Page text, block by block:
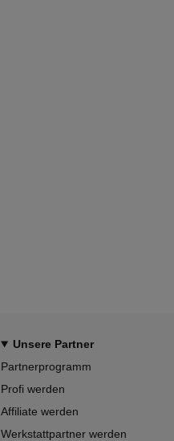
Unsere Partner
Partnerprogramm
Profi werden
Affiliate werden
Werkstattpartner werden